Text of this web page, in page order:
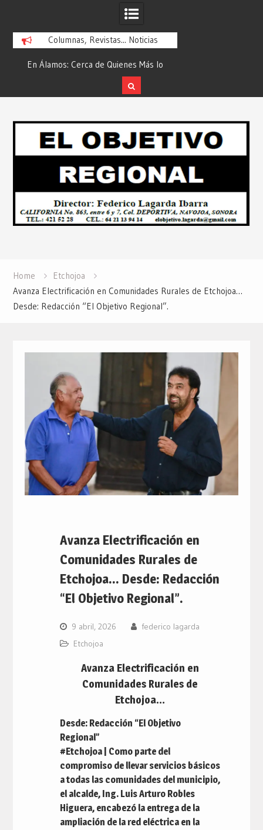
Columnas, Revistas... Noticias
En Álamos: Cerca de Quienes Más lo
Necesitan… Desde: Redacción “El
Objetivo Regional”.
ATTITUDE de
Home
Etchojoa
Avanza Electrificación en Comunidades Rurales de Etchojoa…
Desde: Redacción “El Objetivo Regional”.
Avanza Electrificación en
Comunidades Rurales de
Etchojoa… Desde: Redacción
“El Objetivo Regional”.
9 abril, 2026
federico lagarda
Etchojoa
Avanza Electrificación en
Comunidades Rurales de
Etchojoa…
Desde: Redacción “El Objetivo
Regional”
#Etchojoa | Como parte del
compromiso de llevar servicios básicos
a todas las comunidades del municipio,
el alcalde, Ing. Luis Arturo Robles
Higuera, encabezó la entrega de la
ampliación de la red eléctrica en la